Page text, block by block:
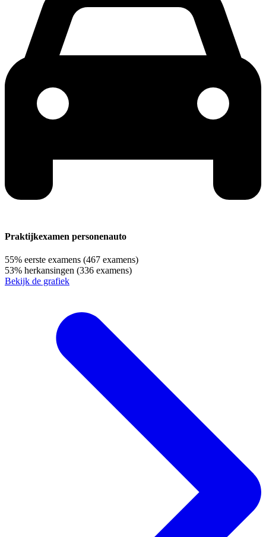
Praktijkexamen personenauto
55% eerste examens (467 examens)
53% herkansingen (336 examens)
Bekijk de grafiek